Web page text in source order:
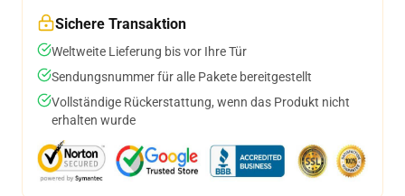
Sichere Transaktion
Weltweite Lieferung bis vor Ihre Tür
Sendungsnummer für alle Pakete bereitgestellt
Vollständige Rückerstattung, wenn das Produkt nicht
erhalten wurde